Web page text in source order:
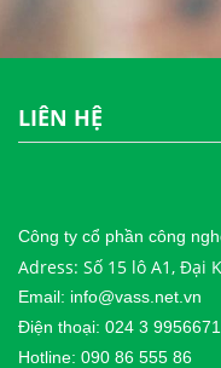
LIÊN HỆ
Công ty cổ phần công
Adress: Số 15 lô A1, Đại
Email: info@vass.net.vn
Điện thoại: 024 3 9956671
Hotline: 090 86 555 86